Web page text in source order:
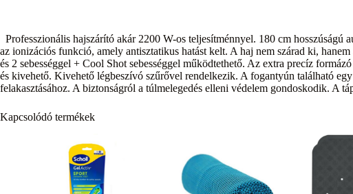
Professzionális hajszárító akár 2200 W-os teljesítménnyel. 180 cm hosszúságú
az ionizációs funkció, amely antisztatikus hatást kelt. A haj nem szárad ki,
és 2 sebességgel + Cool Shot sebességgel működtethető. Az extra precíz
és kivehető. Kivehető légbeszívó szűrővel rendelkezik. A fogantyún található egy
felakasztásához. A biztonságról a túlmelegedés elleni védelem gondoskodik. A
Kapcsolódó termékek